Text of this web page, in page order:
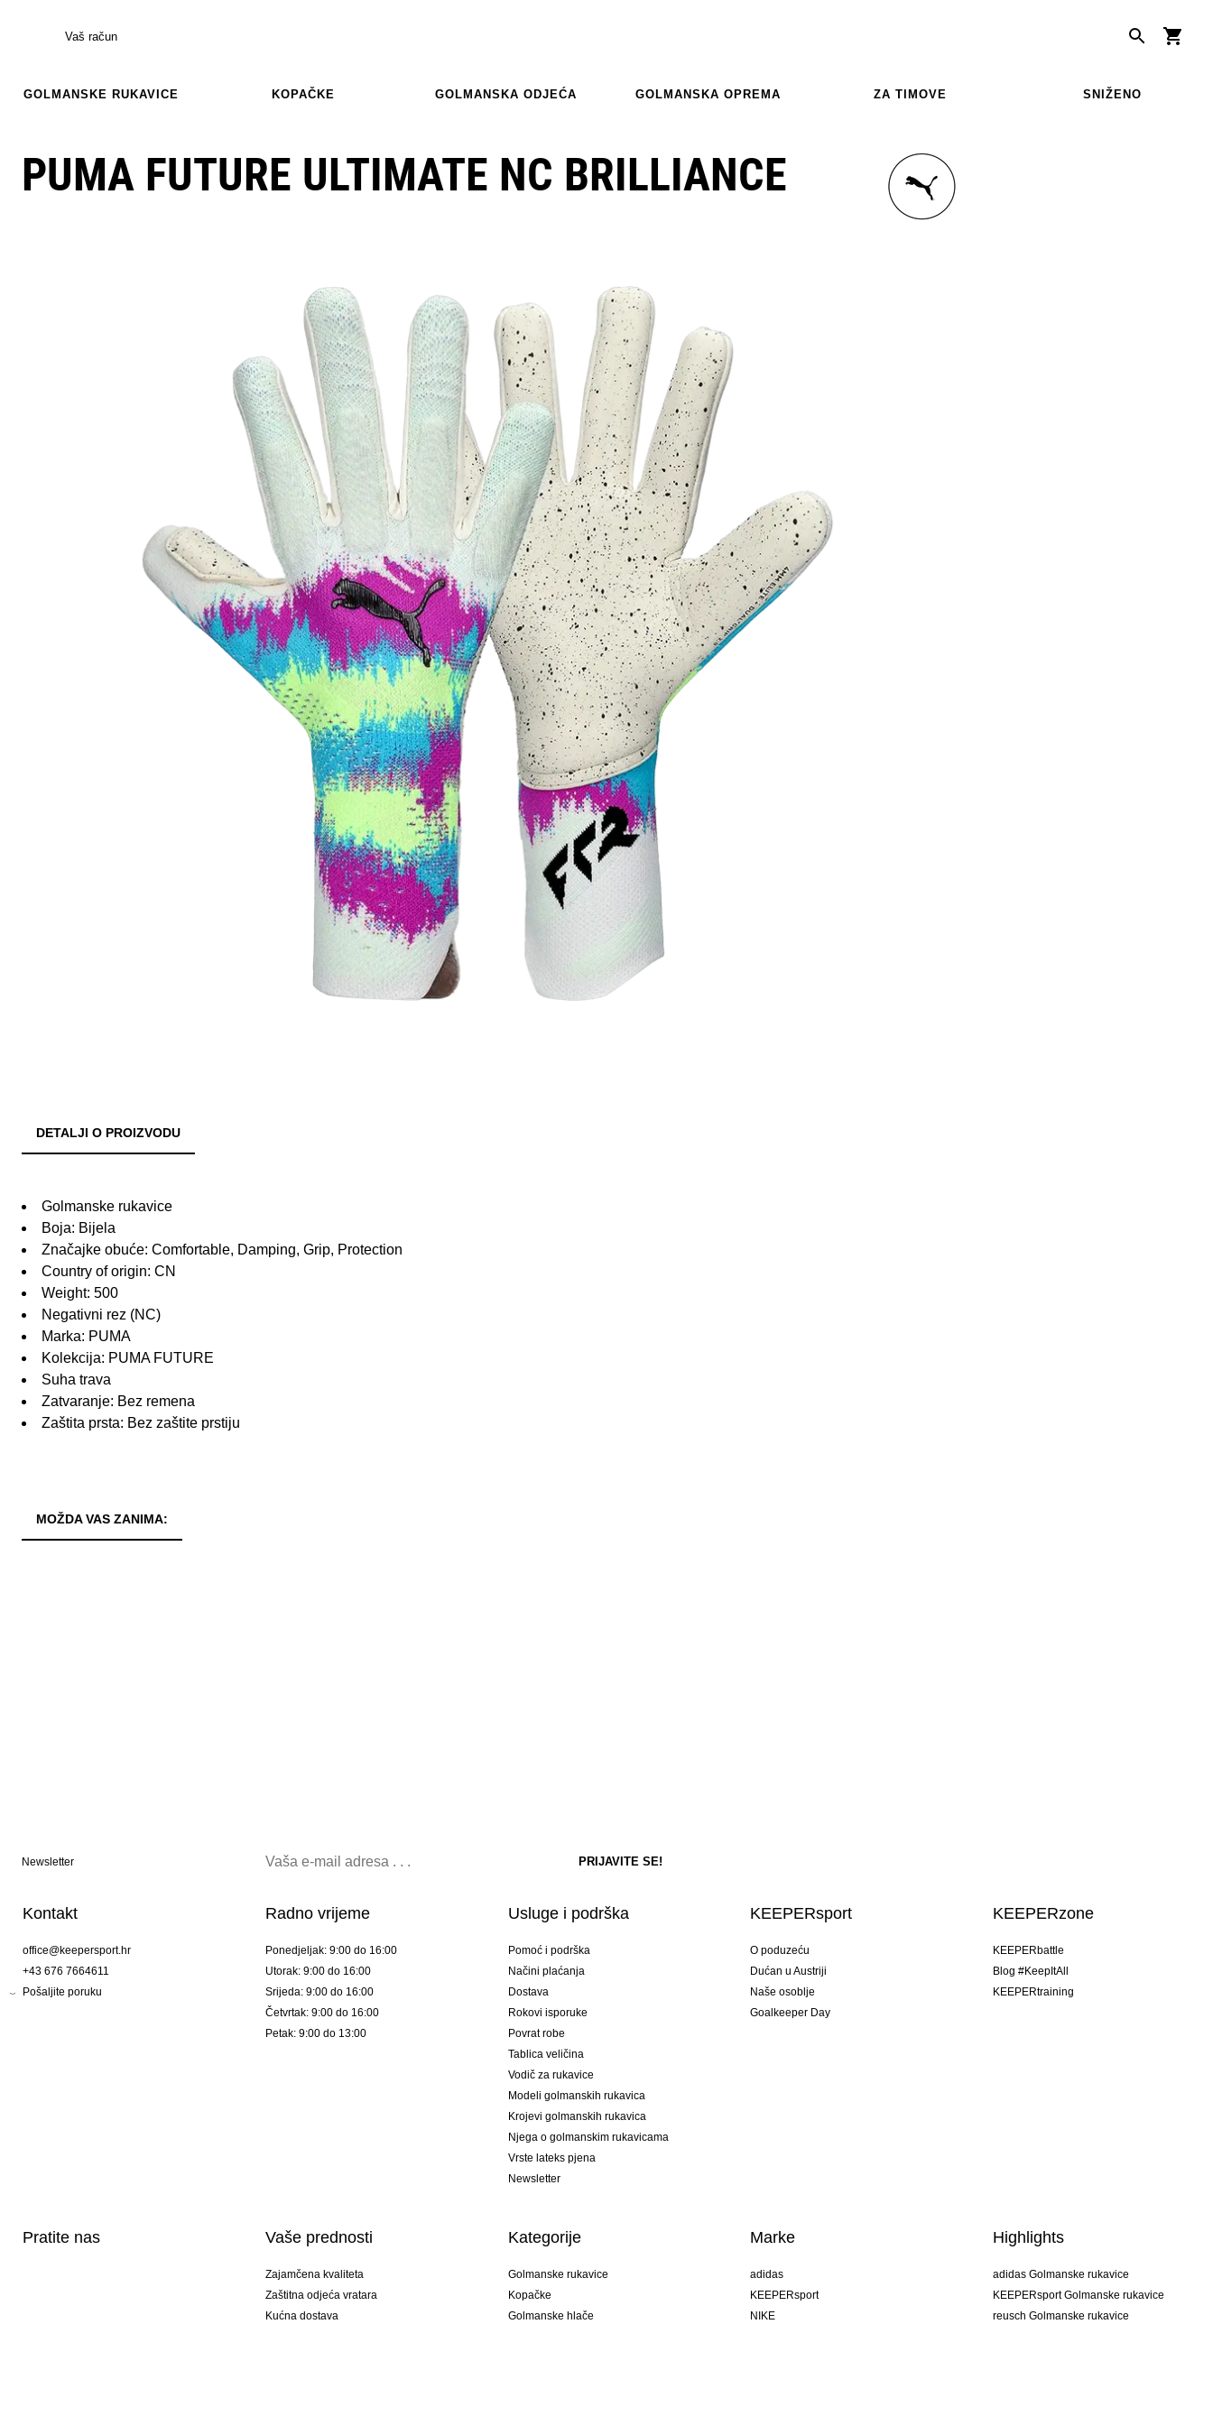
Vaš račun
GOLMANSKE RUKAVICE KOPAČKE GOLMANSKA ODJEĆA GOLMANSKA OPREMA ZA TIMOVE SNIŽENO
PUMA FUTURE ULTIMATE NC BRILLIANCE
DETALJI O PROIZVODU
Golmanske rukavice
Boja: Bijela
Značajke obuće: Comfortable, Damping, Grip, Protection
Country of origin: CN
Weight: 500
Negativni rez (NC)
Marka: PUMA
Kolekcija: PUMA FUTURE
Suha trava
Zatvaranje: Bez remena
Zaštita prsta: Bez zaštite prstiju
MOŽDA VAS ZANIMA:
Newsletter
Kontakt
office@keepersport.hr
+43 676 7664611
Pošaljite poruku
Radno vrijeme
Ponedjeljak: 9:00 do 16:00
Utorak: 9:00 do 16:00
Srijeda: 9:00 do 16:00
Četvrtak: 9:00 do 16:00
Petak: 9:00 do 13:00
Usluge i podrška
Pomoć i podrška
Načini plaćanja
Dostava
Rokovi isporuke
Povrat robe
Tablica veličina
Vodič za rukavice
Modeli golmanskih rukavica
Krojevi golmanskih rukavica
Njega o golmanskim rukavicama
Vrste lateks pjena
Newsletter
KEEPERsport
O poduzeću
Dućan u Austriji
Naše osoblje
Goalkeeper Day
KEEPERzone
KEEPERbattle
Blog #KeepItAll
KEEPERtraining
Pratite nas Vaše prednosti
Zajamčena kvaliteta
Zaštitna odjeća vratara
Kućna dostava
Kategorije
Golmanske rukavice
Kopačke
Golmanske hlače
Marke
adidas
KEEPERsport
NIKE
Highlights
adidas Golmanske rukavice
KEEPERsport Golmanske rukavice
reusch Golmanske rukavice